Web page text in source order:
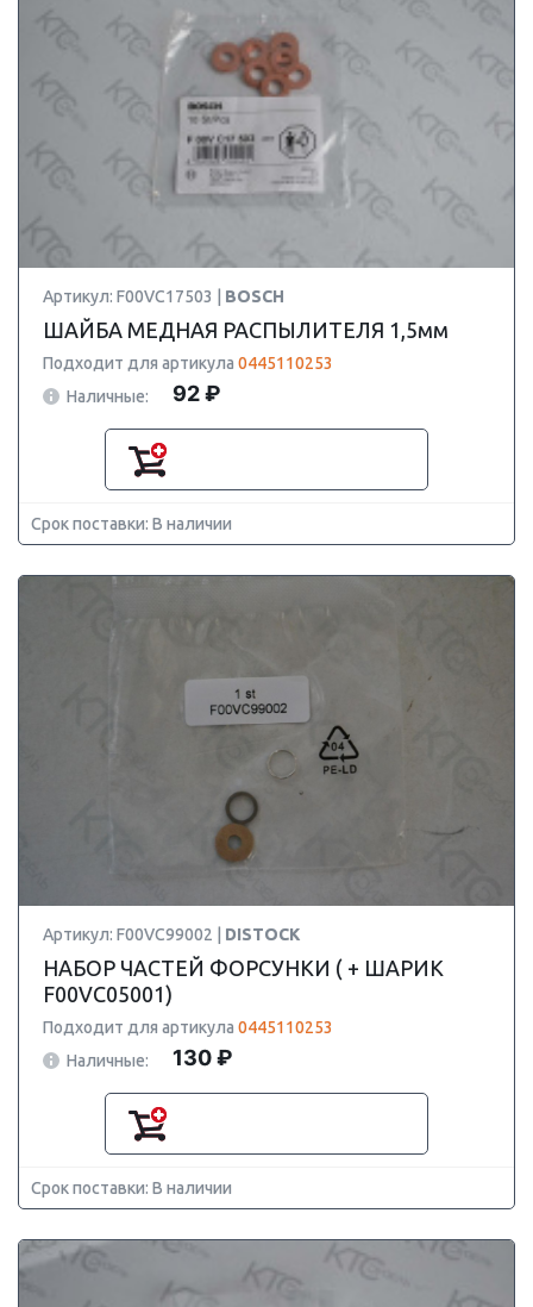
Артикул: F00VC17503 | BOSCH
ШАЙБА МЕДНАЯ РАСПЫЛИТЕЛЯ 1,5мм
Подходит для артикула 0445110253
Наличные:
92 ₽
Срок поставки: В наличии
Артикул: F00VC99002 | DISTOCK
НАБОР ЧАСТЕЙ ФОРСУНКИ ( + ШАРИК
F00VC05001)
Подходит для артикула 0445110253
Наличные:
130 ₽
Срок поставки: В наличии